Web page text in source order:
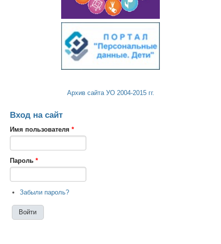
Архив сайта УО 2004-2015 гг.
Вход на сайт
Имя пользователя *
Пароль *
Забыли пароль?